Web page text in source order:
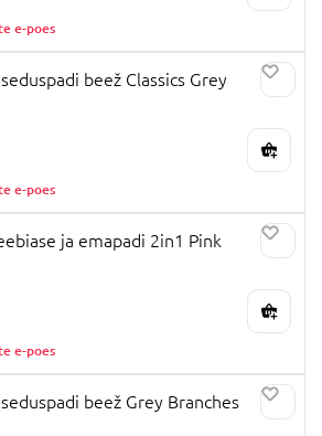
e-poes
beež Classics Grey
e-poes
ja emapadi 2in1 Pink
e-poes
beež Grey Branches